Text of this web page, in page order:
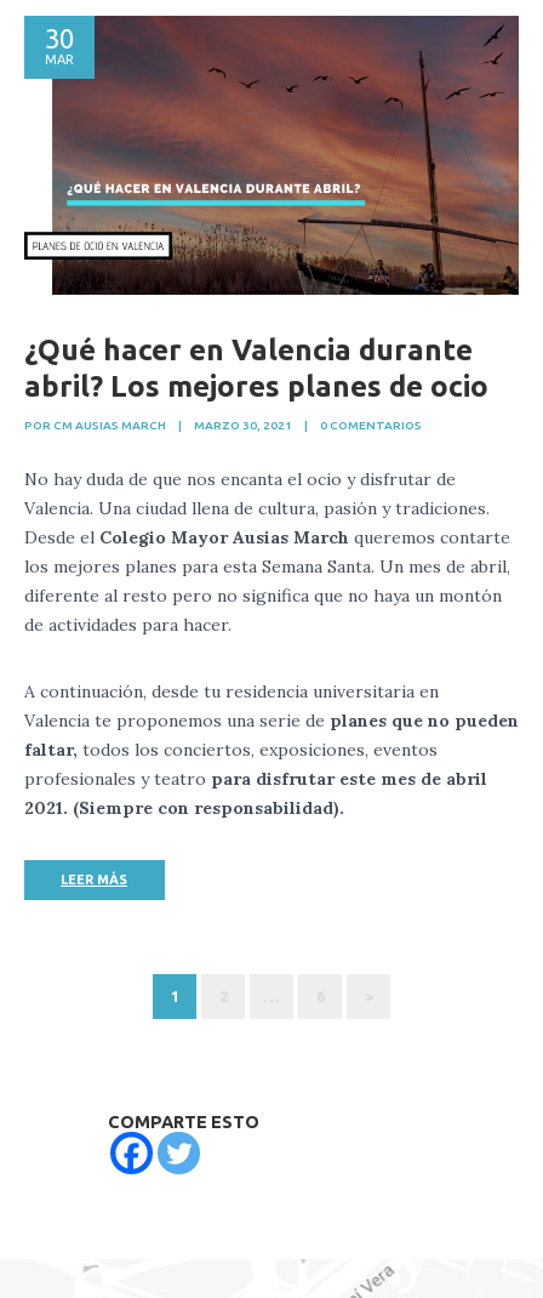
30
MAR
¿Qué hacer en Valencia durante
abril? Los mejores planes de ocio
POR CM AUSIAS MARCH | MARZO 30, 2021 | 0 COMENTARIOS
No hay duda de que nos encanta el ocio y disfrutar de
Valencia. Una ciudad llena de cultura, pasión y tradiciones.
Desde el Colegio Mayor Ausias March queremos contarte
los mejores planes para esta Semana Santa. Un mes de abril,
diferente al resto pero no significa que no haya un montón
de actividades para hacer.
A continuación, desde tu residencia universitaria en
Valencia te proponemos una serie de planes que no pueden
faltar, todos los conciertos, exposiciones, eventos
profesionales y teatro para disfrutar este mes de abril
2021. (Siempre con responsabilidad).
LEER MÁS
1
COMPARTE ESTO